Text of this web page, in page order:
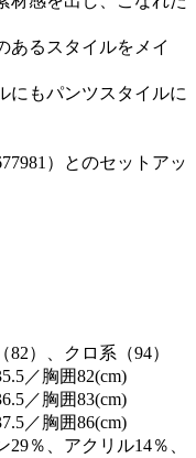
あるスタイルをメイ
にもパンツスタイルに
）とのセットアッ
）、クロ系（94）
／胸囲82(cm)
胸囲83(cm)
胸囲86(cm)
％、アクリル14％、